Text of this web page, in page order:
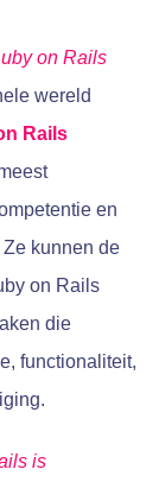
on Rails
wereld
Rails
en
kunnen de
on Rails
die
functionaliteit,
is